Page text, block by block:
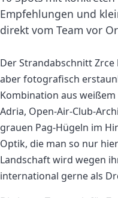
Empfehlungen und
direkt vom Team vor
Der Strandabschnitt Zrce
aber fotografisch
Kombination aus
Adria, Open-Air-Club-
grauen Pag-Hügeln im
Optik, die man so nur
Landschaft wird wegen
international gerne als